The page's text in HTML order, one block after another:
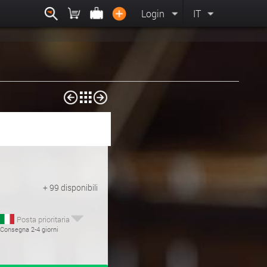
Login IT
+ 99 disponibili
Posta prioritaria
2-4 giorni